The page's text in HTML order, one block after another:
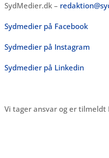
SydMedier.dk –
Sydmedier på Facebook
Sydmedier på Instagram
Sydmedier på Linkedin
Vi tager ansvar og er